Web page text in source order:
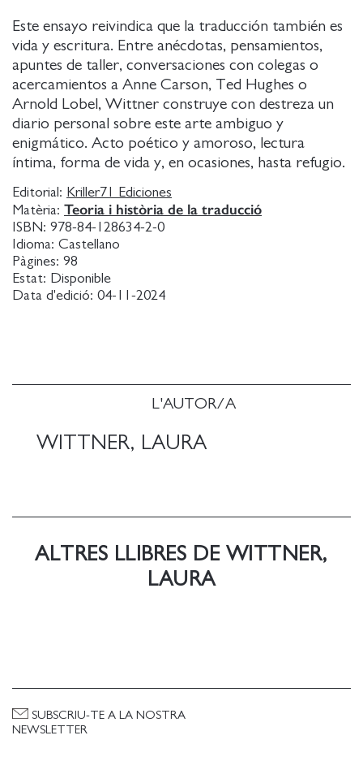
L'AUTOR/A
WITTNER, LAURA
Este ensayo reivindica que la traducción también es
vida y escritura. Entre anécdotas, pensamientos,
apuntes de taller, conversaciones con colegas o
acercamientos a Anne Carson, Ted Hughes o
Arnold Lobel, Wittner construye con destreza un
diario personal sobre este arte ambiguo y
enigmático. Acto poético y amoroso, lectura
íntima, forma de vida y, en ocasiones, hasta refugio.
Editorial: Kriller71 Ediciones
Matèria: Teoria i història de la traducció
ISBN: 978-84-128634-2-0
Idioma: Castellano
Pàgines: 98
Estat: Disponible
Data d'edició: 04-11-2024
ALTRES LLIBRES DE WITTNER,
LAURA
SUBSCRIU-TE A LA NOSTRA
NEWSLETTER